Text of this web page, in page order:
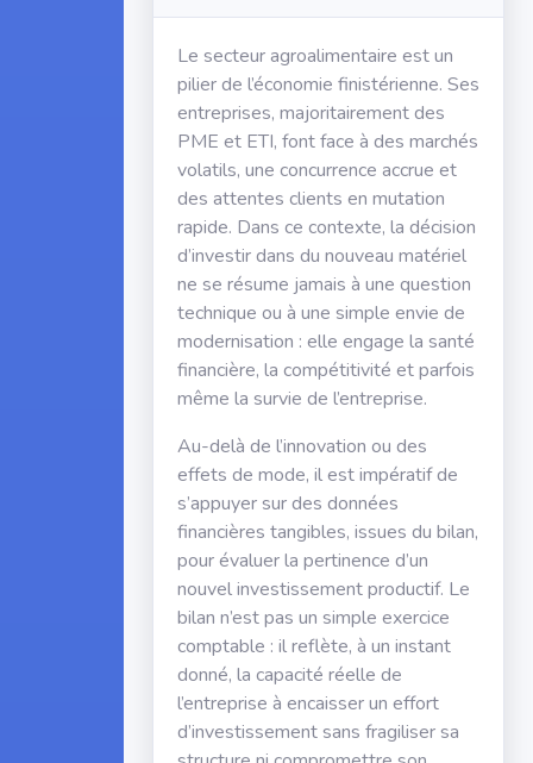
Le secteur agroalimentaire est un
pilier de l’économie finistérienne. Ses
entreprises, majoritairement des
PME et ETI, font face à des marchés
volatils, une concurrence accrue et
des attentes clients en mutation
rapide. Dans ce contexte, la décision
d’investir dans du nouveau matériel
ne se résume jamais à une question
technique ou à une simple envie de
modernisation : elle engage la santé
financière, la compétitivité et parfois
même la survie de l’entreprise.
Au-delà de l’innovation ou des
effets de mode, il est impératif de
s’appuyer sur des données
financières tangibles, issues du bilan,
pour évaluer la pertinence d’un
nouvel investissement productif. Le
bilan n’est pas un simple exercice
comptable : il reflète, à un instant
donné, la capacité réelle de
l’entreprise à encaisser un effort
d’investissement sans fragiliser sa